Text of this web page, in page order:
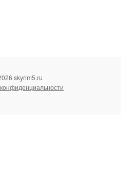
skyrim5.ru